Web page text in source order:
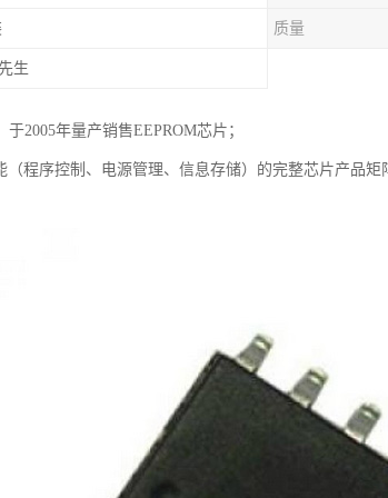
质量
生
2005年量产销售EEPROM芯片；
（程序控制、电源管理、信息存储）的完整芯片产品